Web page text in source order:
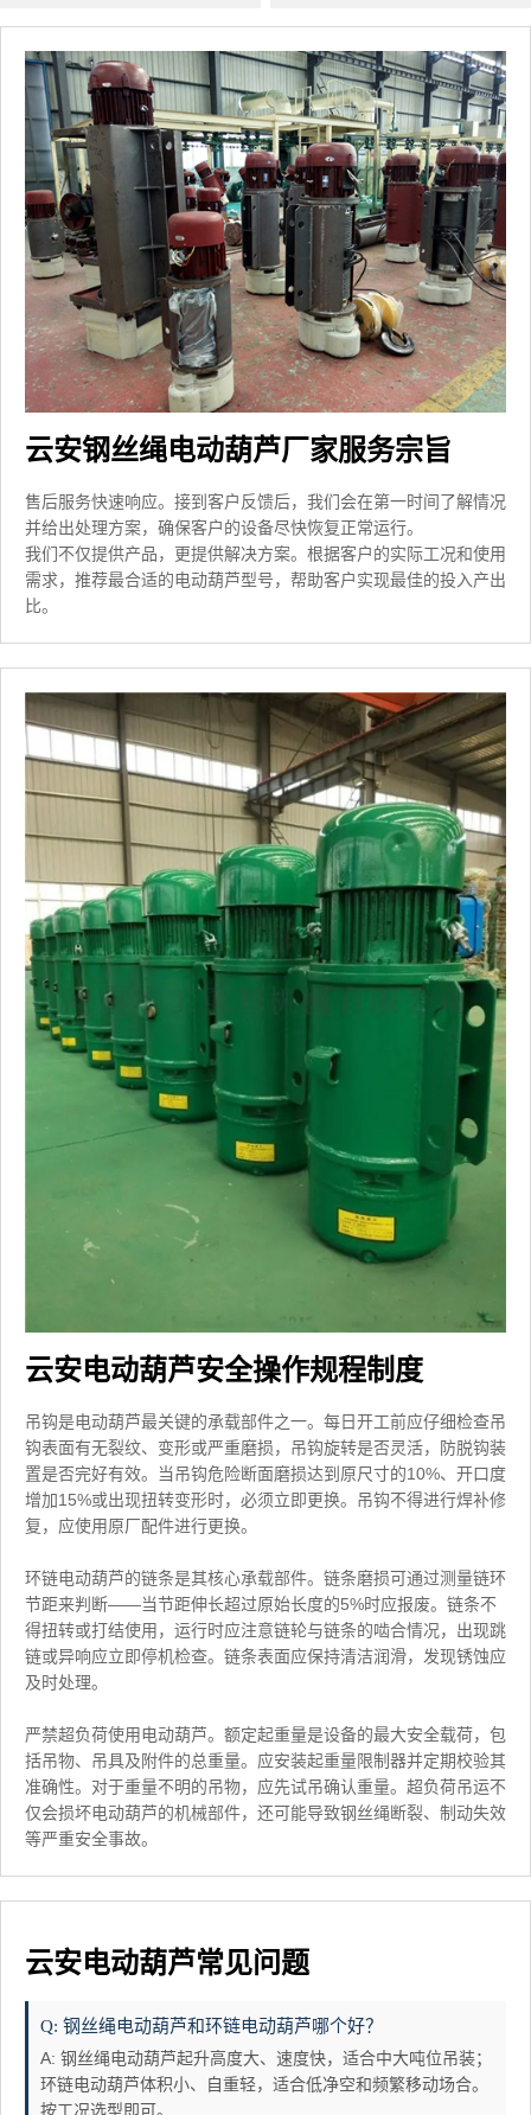
云安钢丝绳电动葫芦厂家服务宗旨
售后服务快速响应。接到客户反馈后，我们会在第一时间了解情况
并给出处理方案，确保客户的设备尽快恢复正常运行。
我们不仅提供产品，更提供解决方案。根据客户的实际工况和使用
需求，推荐最合适的电动葫芦型号，帮助客户实现最佳的投入产出
比。
云安电动葫芦安全操作规程制度
吊钩是电动葫芦最关键的承载部件之一。每日开工前应仔细检查吊
钩表面有无裂纹、变形或严重磨损，吊钩旋转是否灵活，防脱钩装
置是否完好有效。当吊钩危险断面磨损达到原尺寸的10%、开口度
增加15%或出现扭转变形时，必须立即更换。吊钩不得进行焊补修
复，应使用原厂配件进行更换。
环链电动葫芦的链条是其核心承载部件。链条磨损可通过测量链环
节距来判断——当节距伸长超过原始长度的5%时应报废。链条不
得扭转或打结使用，运行时应注意链轮与链条的啮合情况，出现跳
链或异响应立即停机检查。链条表面应保持清洁润滑，发现锈蚀应
及时处理。
严禁超负荷使用电动葫芦。额定起重量是设备的最大安全载荷，包
括吊物、吊具及附件的总重量。应安装起重量限制器并定期校验其
准确性。对于重量不明的吊物，应先试吊确认重量。超负荷吊运不
仅会损坏电动葫芦的机械部件，还可能导致钢丝绳断裂、制动失效
等严重安全事故。
云安电动葫芦常见问题
Q: 钢丝绳电动葫芦和环链电动葫芦哪个好？
A: 钢丝绳电动葫芦起升高度大、速度快，适合中大吨位吊装；
环链电动葫芦体积小、自重轻，适合低净空和频繁移动场合。
按工况选型即可。